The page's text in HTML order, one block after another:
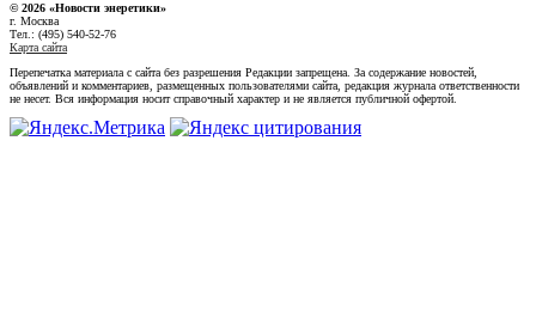
© 2026 «Новости энеретики»
г. Москва
Тел.: (495) 540-52-76
Карта сайта
Перепечатка материала с сайта без разрешения Редакции запрещена. За содержание новостей,
объявлений и комментариев, размещенных пользователями сайта, редакция журнала ответственности
не несет. Вся информация носит справочный характер и не является публичной офертой.